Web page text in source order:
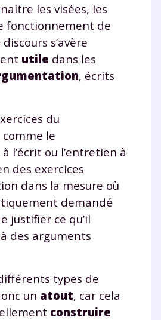
les visées, les
fonctionnement de
s’avère
utile dans les
, écrits
du
le
l’écrit ou l’entretien à
des exercices
dans la mesure où
demandé
justifier ce qu’il
des arguments
types de
un atout, car cela
construire
afin que SEJER puisse vous donner
scolaire pendant 24h. Pour en
de vos données personnelles et
vous pouvez consulternotre
recevoir les actualités et des
de la part de
sera exclusivement utilisée pour
Vous pourrez vous
à travers le lien de
dans chaque newsletter. Pour
gestion de vos données
exercer vos droits, vous pouvez
.